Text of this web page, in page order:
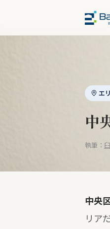
福岡市
エ
中
執筆：
中央
リア